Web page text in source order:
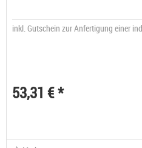
inkl. Gutschein zur Anfertigung einer
53,31 € *